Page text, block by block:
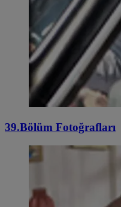
39.Bölüm Fotoğrafları